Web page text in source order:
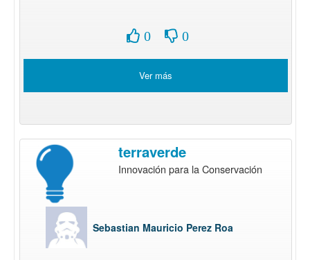
0 0
Ver más
terraverde
Innovación para la Conservación
Sebastian Mauricio Perez Roa